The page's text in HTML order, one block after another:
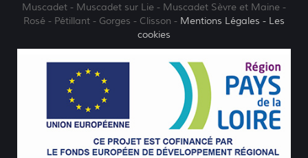
Muscadet - Muscadet sur Lie - Muscadet Sèvre et Maine -
Rosé - Pétillant - Gorges - Clisson - Mentions Légales - Les
cookies